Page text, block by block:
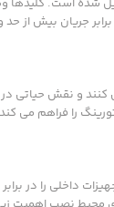
شده است. کلیدها
برابر جریان بیش
را فراهم می